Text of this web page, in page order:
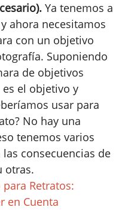
Ya tenemos a
ahora necesitamos
con un objetivo
Suponiendo
de objetivos
el objetivo y
usar para
No hay una
tenemos varios
consecuencias de
otras.
Retratos:
en Cuenta